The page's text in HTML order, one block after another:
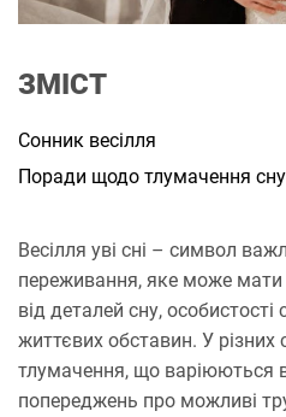
ЗМІСТ
Сонник весілля
Поради щодо тлумачення сну
Весілля уві сні – символ
переживання, яке може мати
від деталей сну,
життєвих обставин. У
тлумачення, що варіюються
попереджень про можливі